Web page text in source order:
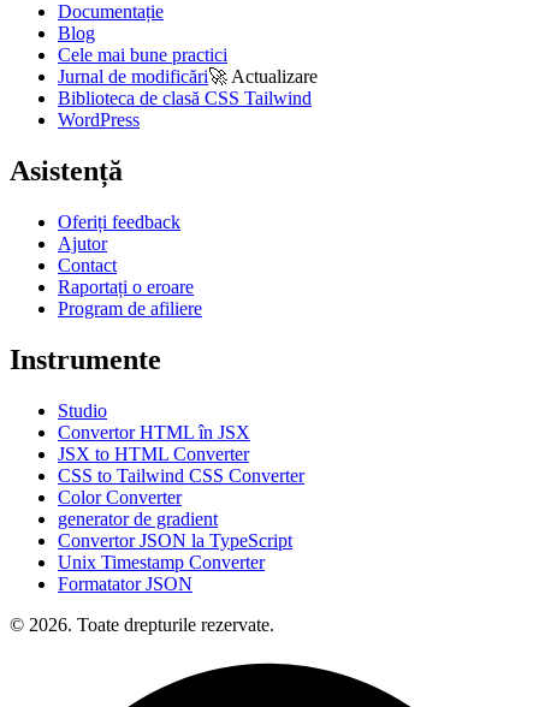
Documentație
Blog
Cele mai bune practici
Jurnal de modificări🚀Actualizare
Biblioteca de clasă CSS Tailwind
WordPress
Asistență
Oferiți feedback
Ajutor
Contact
Raportați o eroare
Program de afiliere
Instrumente
Studio
Convertor HTML în JSX
JSX to HTML Converter
CSS to Tailwind CSS Converter
Color Converter
generator de gradient
Convertor JSON la TypeScript
Unix Timestamp Converter
Formatator JSON
© 2026. Toate drepturile rezervate.